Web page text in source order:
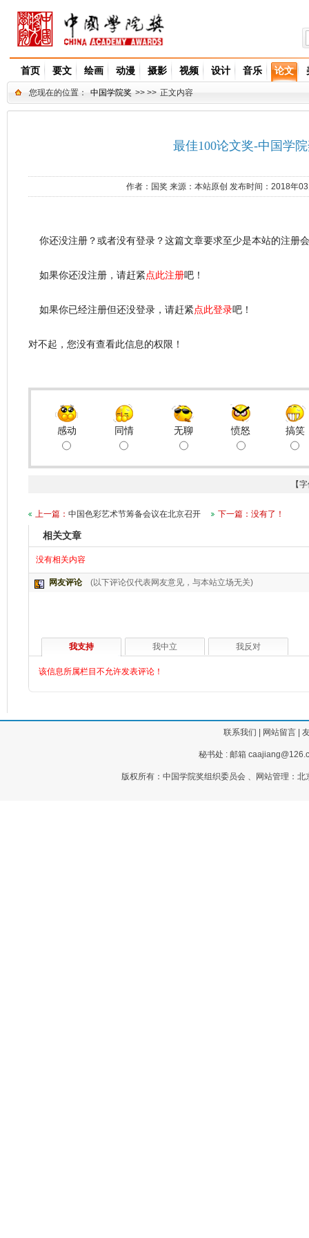
首页 要文 绘画 动漫 摄影 视频 设计 音乐 论文
您现在的位置： 中国学院奖 >> >> 正文内容
最佳100论文奖-中国学院
作者： 国奖 来源： 本站原创 发布时间：2018年
你还没注册？或者没有登录？这篇文章要求至少是本站的注册
如果你还没注册，请赶紧点此注册吧！
如果你已经注册但还没登录，请赶紧点此登录吧！
对不起，您没有查看此信息的权限！
感动 同情 无聊 愤怒 搞笑
【
上一篇： 中国色彩艺术节筹备会议在北京召开 下一篇：没有了！
相关文章
没有相关内容
网友评论 (以下评论仅代表网友意见，与本站立场无关)
我支持 我中立 我反对
该信息所属栏目不允许发表评论！
联系我们 网站留言|
秘书处 : 邮箱
版权所有：中国学院奖组织委员会 、网站管理：